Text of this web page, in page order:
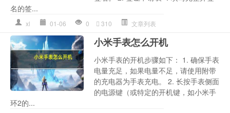
名的签...
xl 01-06 0 310 文章列表
小米手表怎么开机
小米手表的开机步骤如下： 1. 确保手表
电量充足，如果电量不足，请使用附带
的充电器为手表充电。 2. 长按手表侧面
的电源键（或特定的开机键，如小米手
环2的...